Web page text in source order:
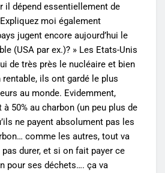
il dépend essentiellement de
moi également
jugent encore aujourd’hui le
(USA par ex.)? » Les Etats-Unis
de très près le nucléaire et bien
ils ont gardé le plus
au monde. Evidemment,
50% au charbon (un peu plus de
ne payent absolument pas les
comme les autres, tout va
durer, et si on fait payer ce
pour ses déchets…. ça va